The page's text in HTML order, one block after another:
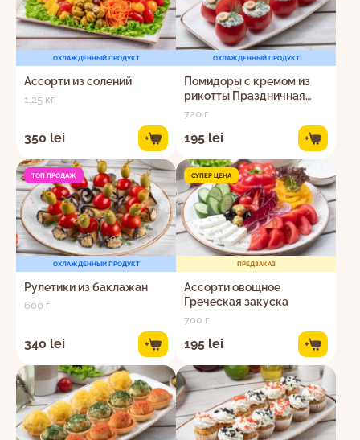
ОХЛАЖДЕННЫЙ ПРОДУКТ
Ассорти из солений
1.25 кг
350 lei +
ОХЛАЖДЕННЫЙ ПРОДУКТ
Помидоры с кремом из
рикотты Праздничная
закуска
720 г
195 lei +
ТОП ПРОДАЖ
ОХЛАЖДЕННЫЙ ПРОДУКТ
Рулетики из баклажан
600 г
340 lei +
СУПЕР ЦЕНА
ПРЕДЗАКАЗ
Ассорти овощное
Греческая закуска
700 г
195 lei +